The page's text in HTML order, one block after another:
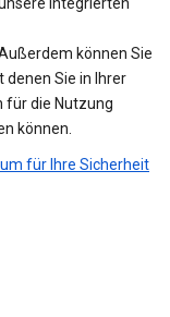
können Sie
denen Sie in Ihrer
für die Nutzung
können.
für Ihre Sicherheit